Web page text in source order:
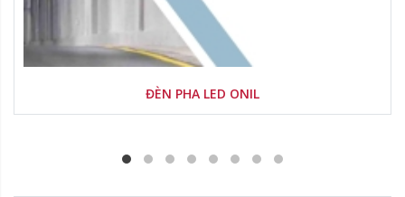
ĐÈN PHA LED ONIL